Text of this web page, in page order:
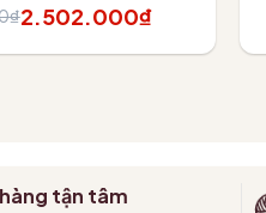
2.502.000₫
tận tâm